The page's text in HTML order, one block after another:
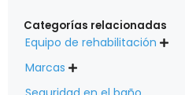
Categorías relacionadas
Equipo de rehabilitación 
Marcas 